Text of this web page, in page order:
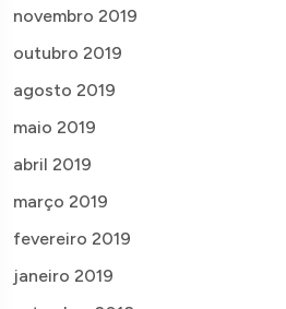
novembro 2019
outubro 2019
agosto 2019
maio 2019
abril 2019
março 2019
fevereiro 2019
janeiro 2019